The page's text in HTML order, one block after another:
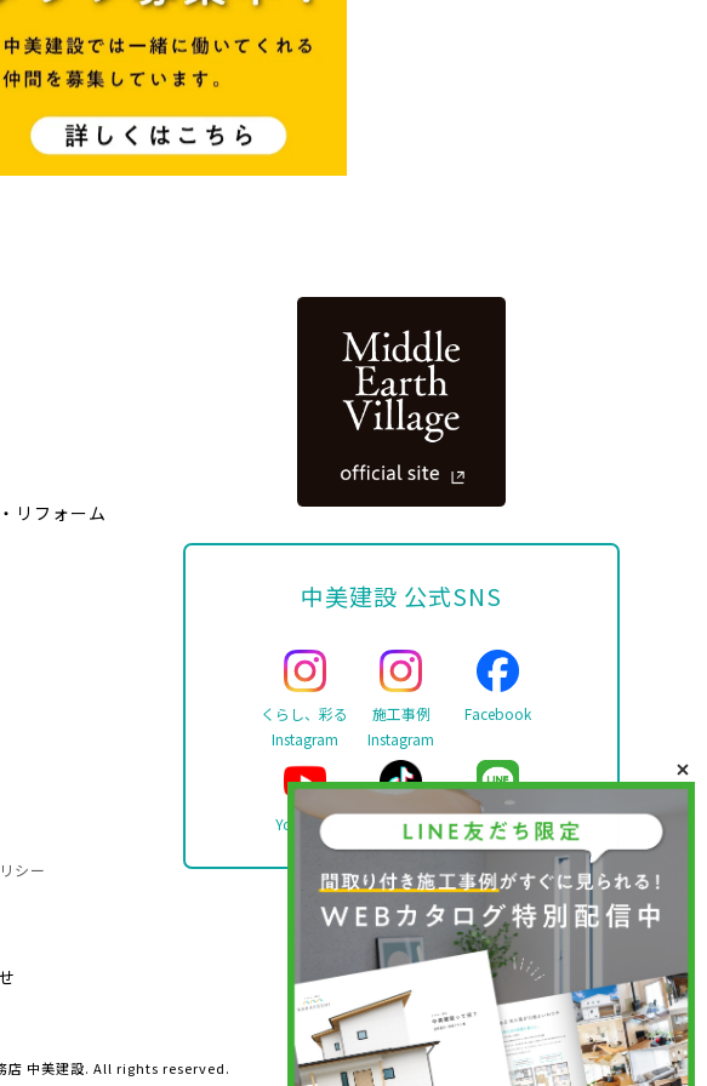
リフォーム
シー
中美建設 公式SNS
くらし、彩る
Instagram
施工事例
Instagram
Facebook
YouTube TikTok LINE
店 中美建設. All rights reserved.